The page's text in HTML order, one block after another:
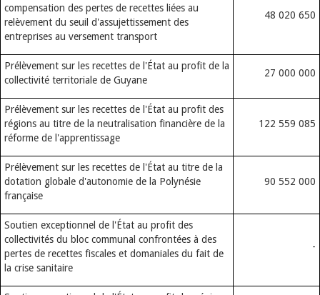
compensation des pertes de recettes liées au
relèvement du seuil d'assujettissement des
entreprises au versement transport
48 020 650
Prélèvement sur les recettes de l'État au profit de la
collectivité territoriale de Guyane
27 000 000
Prélèvement sur les recettes de l'État au profit des
régions au titre de la neutralisation financière de la
réforme de l'apprentissage
122 559 085
Prélèvement sur les recettes de l'État au titre de la
dotation globale d'autonomie de la Polynésie
française
90 552 000
Soutien exceptionnel de l'État au profit des
collectivités du bloc communal confrontées à des
pertes de recettes fiscales et domaniales du fait de
la crise sanitaire
-